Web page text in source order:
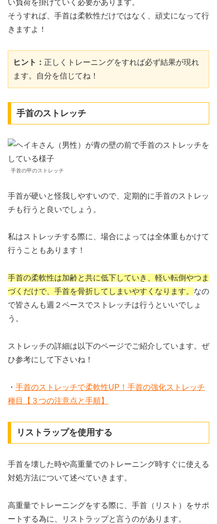
い負荷を掛けていく必要があります。
そうすれば、手首は柔軟性だけではなく、頑丈になって行
きますよ！
ヒント： 正しくトレーニングをすれば必ず結果が現れ
ます。自分を信じてね！
手首のストレッチ
手首の甲のストレッチ
手首が硬いと怪我しやすいので、定期的に手首のストレッ
チも行うと良いでしょう。
私はストレッチする際に、場合によっては全体重もかけて
行うこともあります！
手首の柔軟性は加齢と共に低下していき、軽い転倒やつま
づくだけで、手首を骨折してしまいやすくなります。 なの
で皆さんも週２ペースでストレッチは行うといいでしょ
う。
ストレッチの詳細は以下のページでご紹介しています。ぜ
ひ参考にして下さいね！
・ 手首のストレッチで柔軟性UP！手首の強化ストレッチ
種目【３つの注意点と手順】
リストラップを使用する
手首を壊した時や高重量でのトレーニング時すぐに使える
対処方法について述べていきます。
高重量でトレーニングをする際に、手首（リスト）をサポ
ートする為に、リストラップと言うのがあります。